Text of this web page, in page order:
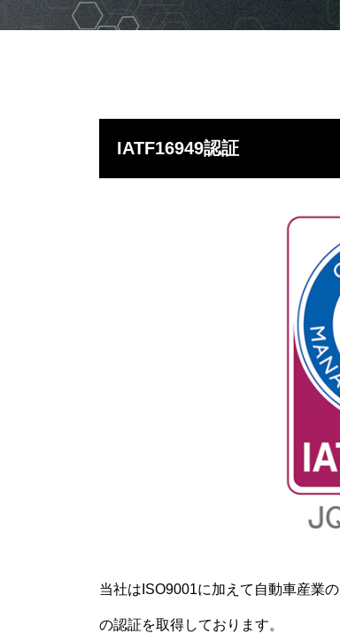
IATF16949認証
当社はISO9001に加えて自動車産業
の認証を取得しております。